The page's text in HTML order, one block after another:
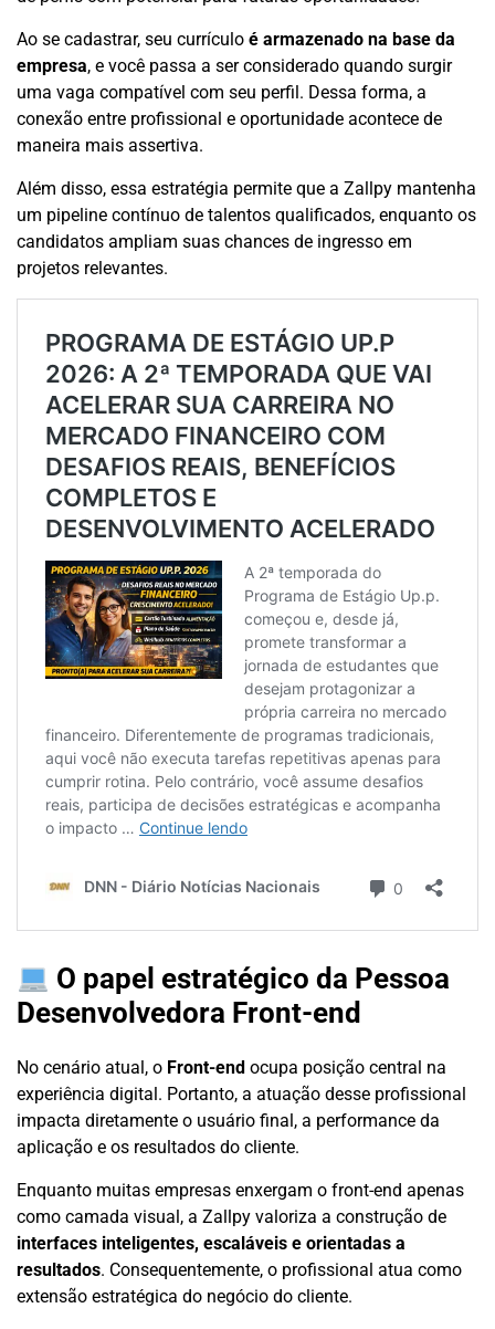
Ao se cadastrar, seu currículo é armazenado na base da
empresa, e você passa a ser considerado quando surgir
uma vaga compatível com seu perfil. Dessa forma, a
conexão entre profissional e oportunidade acontece de
maneira mais assertiva.
Além disso, essa estratégia permite que a Zallpy mantenha
um pipeline contínuo de talentos qualificados, enquanto os
candidatos ampliam suas chances de ingresso em
projetos relevantes.
O papel estratégico da Pessoa
Desenvolvedora Front-end
No cenário atual, o Front-end ocupa posição central na
experiência digital. Portanto, a atuação desse profissional
impacta diretamente o usuário final, a performance da
aplicação e os resultados do cliente.
Enquanto muitas empresas enxergam o front-end apenas
como camada visual, a Zallpy valoriza a construção de
interfaces inteligentes, escaláveis e orientadas a
resultados. Consequentemente, o profissional atua como
extensão estratégica do negócio do cliente.